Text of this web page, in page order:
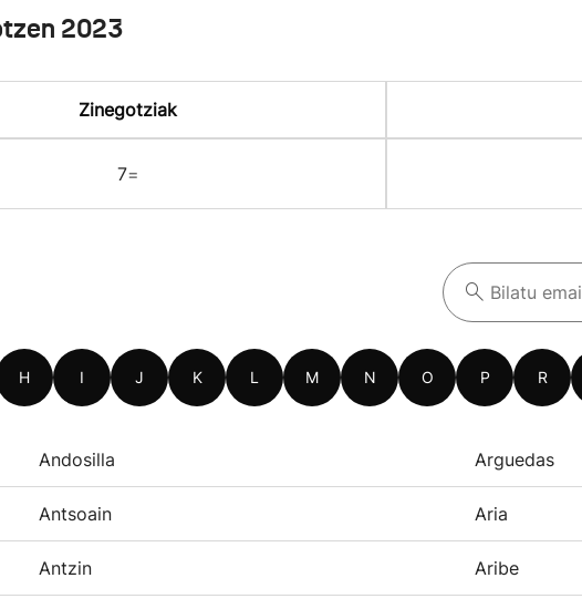
2023
Zinegotziak
7=
H I J K L M N O P R
Andosilla Arguedas
Antsoain Aria
Antzin Aribe